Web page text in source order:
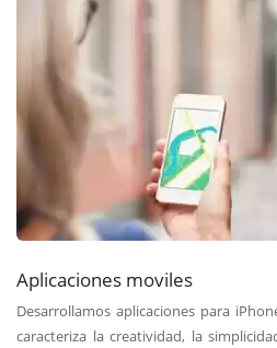
Aplicaciones moviles
Desarrollamos aplicaciones para
caracteriza la creatividad, la